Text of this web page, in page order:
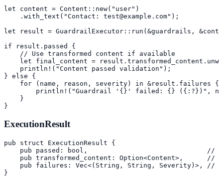
let content = Content::new("user")
    .with_text("Contact: test@example.com");
let result = GuardrailExecutor::run(&guardrails,
if result.passed {
    // Use transformed content if available
let final_content =
    println!("Content passed validation");
} else {
    for (name, reason, severity) in &result.failures {
println!("Guardrail '{}' failed: {} ({:?})",
    }
}
ExecutionResult
pub struct ExecutionResult {
pub passed: bool,                              //
pub transformed_content: Option<Content>,      //
pub failures: Vec<(String, String, Severity)>, //
}